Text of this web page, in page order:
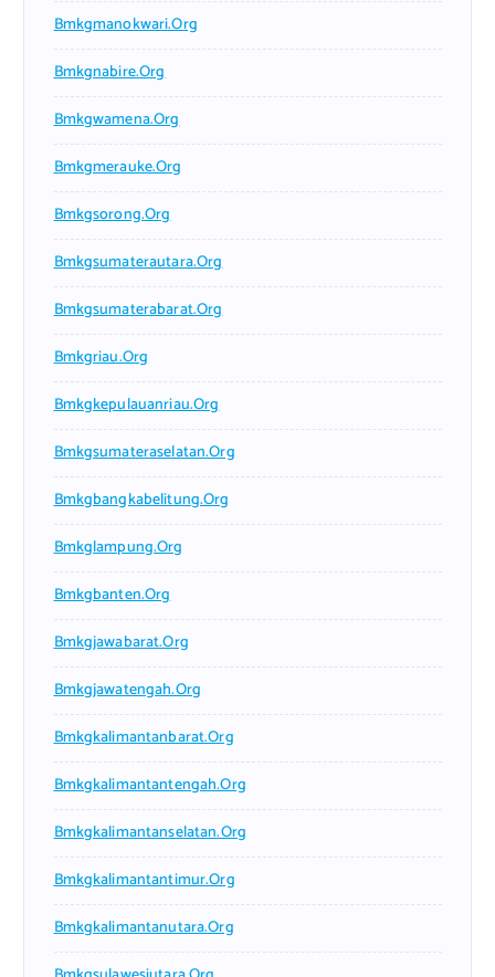
Bmkgmanokwari.org
Bmkgnabire.org
Bmkgwamena.org
Bmkgmerauke.org
Bmkgsorong.org
Bmkgsumaterautara.org
Bmkgsumaterabarat.org
Bmkgriau.org
Bmkgkepulauanriau.org
Bmkgsumateraselatan.org
Bmkgbangkabelitung.org
Bmkglampung.org
Bmkgbanten.org
Bmkgjawabarat.org
Bmkgjawatengah.org
Bmkgkalimantanbarat.org
Bmkgkalimantantengah.org
Bmkgkalimantanselatan.org
Bmkgkalimantantimur.org
Bmkgkalimantanutara.org